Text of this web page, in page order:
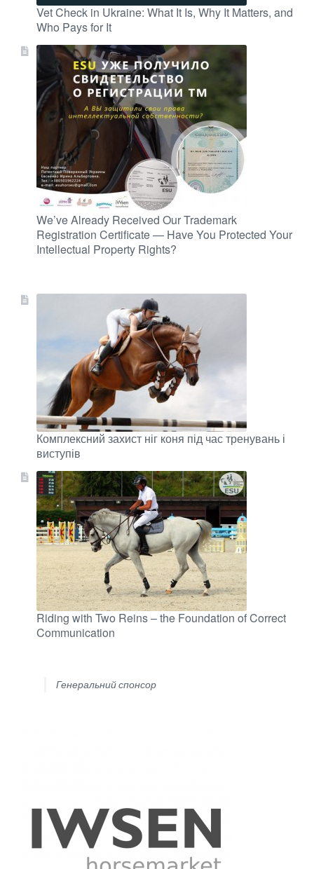
Vet Check in Ukraine: What It Is, Why It Matters, and
Who Pays for It
We’ve Already Received Our Trademark
Registration Certificate — Have You Protected Your
Intellectual Property Rights?
Комплексний захист ніг коня під час тренувань і
виступів
Riding with Two Reins – the Foundation of Correct
Communication
Генеральний спонсор